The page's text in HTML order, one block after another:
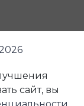
сайт, вы